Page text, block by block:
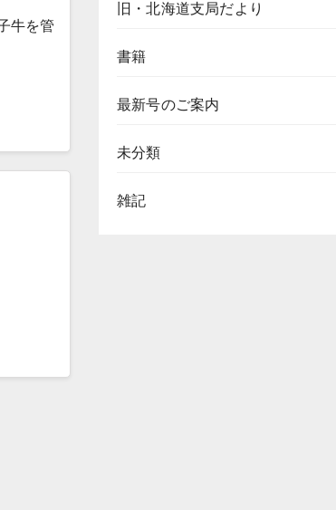
牛を管
旧・北海道支局だより
書籍
最新号のご案内
未分類
雑記